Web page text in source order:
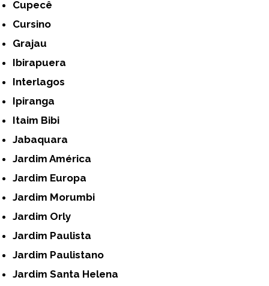
Cupecê
Cursino
Grajau
Ibirapuera
Interlagos
Ipiranga
Itaim Bibi
Jabaquara
Jardim América
Jardim Europa
Jardim Morumbi
Jardim Orly
Jardim Paulista
Jardim Paulistano
Jardim Santa Helena